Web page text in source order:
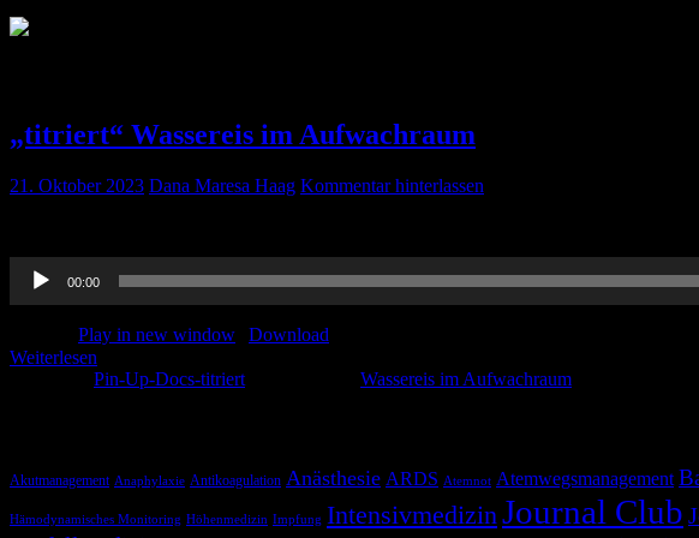
„titriert“ Wassereis im Aufwachraum
21. Oktober 2023 Dana Maresa Haag Kommentar hinterlassen
Audio-
Player
00:00
Play in new window
Download
Weiterlesen
Pin-Up-Docs-titriert Wassereis im Aufwachraum
Akutmanagement Anaphylaxie Antikoagulation Anästhesie ARDS Atemnot Atemwegsmanagement
Hämodynamisches Monitoring Höhenmedizin Impfung IntensivmedizinJournal Club